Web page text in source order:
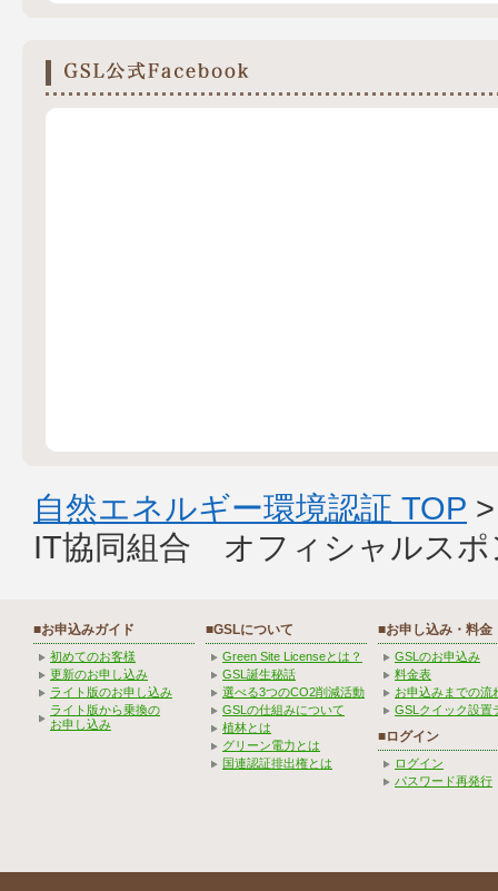
自然エネルギー環境認証 TOP
IT協同組合 オフィシャルスポ
■お申込みガイド
初めてのお客様
更新のお申し込み
ライト版のお申し込み
ライト版から乗換の
お申し込み
■GSLについて
Green Site Licenseとは？
GSL誕生秘話
選べる3つのCO2削減活動
GSLの仕組みについて
植林とは
グリーン電力とは
国連認証排出権とは
■お申し込み・料金
GSLのお申込み
料金表
お申込みまでの流
GSLクイック設置
■ログイン
ログイン
パスワード再発行